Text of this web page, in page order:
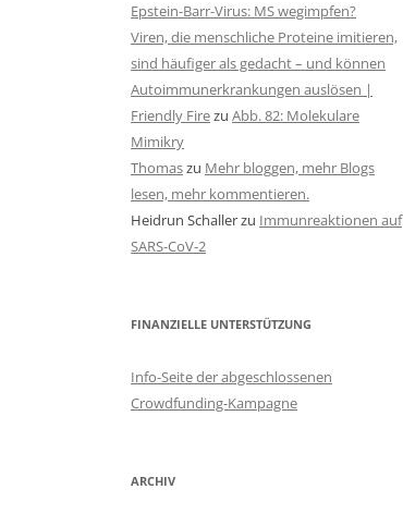
Epstein-Barr-Virus: MS wegimpfen?
Viren, die menschliche Proteine imitieren,
sind häufiger als gedacht – und können
Autoimmunerkrankungen auslösen |
Friendly Firezu Abb. 82: Molekulare
Mimikry
Thomaszu Mehr bloggen, mehr Blogs
lesen, mehr kommentieren.
Heidrun Schallerzu Immunreaktionen auf
SARS-CoV-2
FINANZIELLE UNTERSTÜTZUNG
Info-Seite der abgeschlossenen
Crowdfunding-Kampagne
ARCHIV